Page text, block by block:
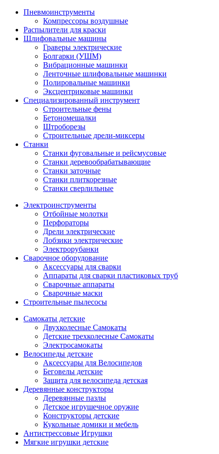
Пневмоинструменты
Компрессоры воздушные
Распылители для краски
Шлифовальные машины
Граверы электрические
Болгарки (УШМ)
Вибрационные машинки
Ленточные шлифовальные машинки
Полировальные машинки
Эксцентриковые машинки
Специализированный инструмент
Строительные фены
Бетономешалки
Штроборезы
Строительные дрели-миксеры
Станки
Станки фуговальные и рейсмусовые
Станки деревообрабатывающие
Станки заточные
Станки плиткорезные
Станки сверлильные
Электроинструменты
Отбойные молотки
Перфораторы
Дрели электрические
Лобзики электрические
Электрорубанки
Сварочное оборудование
Аксессуары для сварки
Аппараты для сварки пластиковых труб
Сварочные аппараты
Сварочные маски
Строительные пылесосы
Самокаты детские
Двухколесные Cамокаты
Детские трехколесные Самокаты
Электросамокаты
Велосипеды детские
Аксессуары для Велосипедов
Беговелы детские
Защита для велосипеда детская
Деревянные конструкторы
Деревянные пазлы
Детское игрушечное оружие
Конструкторы детские
Кукольные домики и мебель
Антистрессовые Игрушки
Мягкие игрушки детские